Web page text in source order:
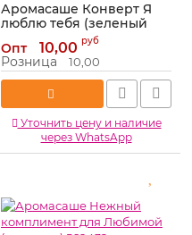
Аромасаше Конверт Я
люблю тебя (зеленый
РАСПРОДАЖА
Артикул: 835739-РАСПРОДАЖА
Опт 10,00 руб
Розница 10,00
Уточнить цену и наличие
через WhatsApp